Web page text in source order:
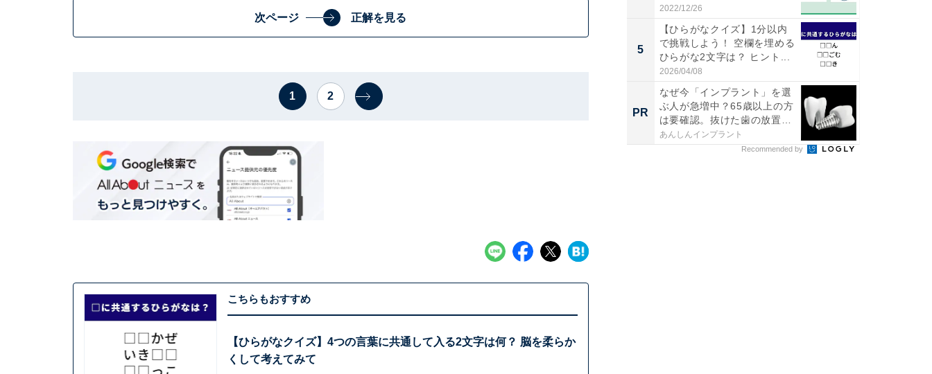
次ページ 正解を見る
1 2
こちらもおすすめ
【ひらがなクイズ】4つの言葉に共通して入る2文字は何？ 脳を柔らか
くして考えてみて
2022/12/26
5
【ひらがなクイズ】1分以内
で挑戦しよう！ 空欄を埋める
ひらがな2文字は？ ヒント...
2026/04/08
PR
なぜ今「インプラント」を選
ぶ人が急増中？65歳以上の方
は要確認。抜けた歯の放置
は...
あんしんインプラント
Recommended by